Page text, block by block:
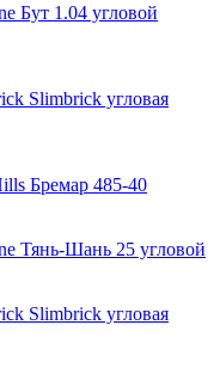
Бут 1.04 угловой
Slimbrick угловая
Бремар 485-40
Тянь-Шань 25 угловой
Slimbrick угловая